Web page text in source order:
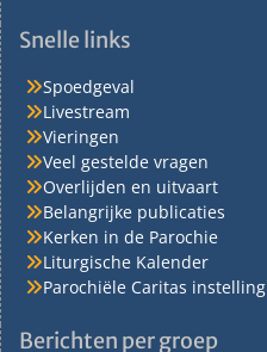
Snelle links
Spoedgeval
Livestream
Vieringen
Veel gestelde vragen
Overlijden en uitvaart
Belangrijke publicaties
Kerken in de Parochie
Liturgische Kalender
Parochiële Caritas instelling
Berichten per groep